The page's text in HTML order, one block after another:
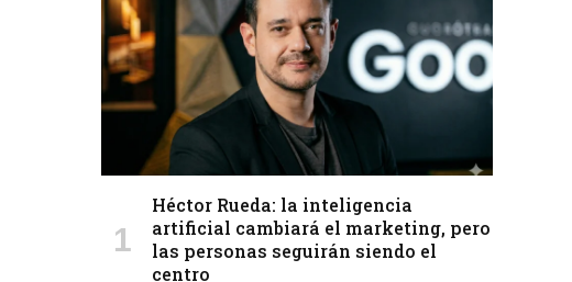
Héctor Rueda: la inteligencia
artificial cambiará el marketing, pero
las personas seguirán siendo el
centro